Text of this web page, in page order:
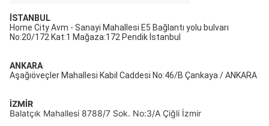
İSTANBUL
Home City Avm - Sanayi Mahallesi E5 Bağlantı yolu bulvarı
No:20/172 Kat:1 Mağaza:172 Pendik İstanbul
ANKARA
Aşağıöveçler Mahallesi Kabil Caddesi No:46/B Çankaya / ANKARA
İZMİR
Balatçık Mahallesi 8788/7 Sok. No:3/A Çiğli İzmir